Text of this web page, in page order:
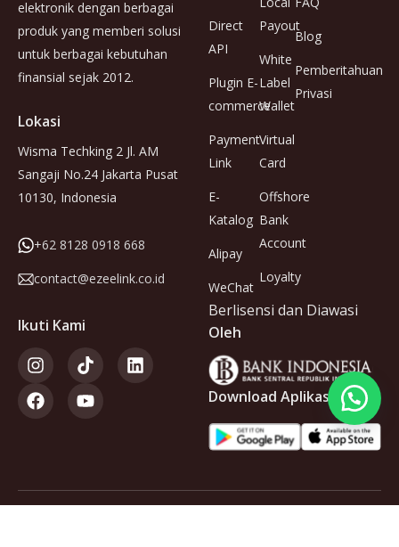
elektronik dengan berbagai
produk yang memberi solusi
untuk berbagai kebutuhan
finansial sejak 2012.
Lokasi
Wisma Techking 2 Jl. AM
Sangaji No.24 Jakarta Pusat
10130, Indonesia
+62 8128 0918 668
contact@ezeelink.co.id
Ikuti Kami
Direct
API
Plugin E-
commerce
Payment
Link
E-
Katalog
Alipay
WeChat
Payout
White
Label
Wallet
Virtual
Card
Offshore
Bank
Account
Loyalty
Blog
Pemberitahuan
Privasi
Berlisensi dan Diawasi
Oleh
Download Aplikasi